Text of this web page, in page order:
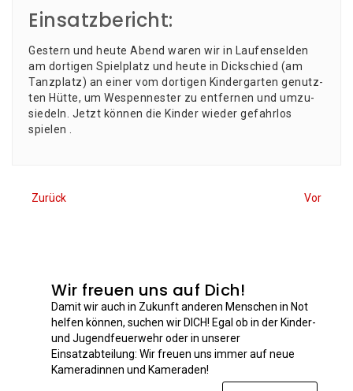
Einsatzbericht:
Ges­tern und heu­te Abend waren wir in Lau­fen­sel­den
am dor­ti­gen Spiel­platz und heu­te in Dick­schied (am
Tanz­platz) an einer vom dor­ti­gen Kin­der­gar­ten genutz­
ten Hüt­te, um Wes­pen­nes­ter zu ent­fer­nen und umzu­
sie­deln. Jetzt kön­nen die Kin­der wie­der gefahr­los
spielen .
Zurück Vor
Wir freuen uns auf Dich!
Damit wir auch in Zukunft anderen Menschen in Not
helfen können, suchen wir DICH! Egal ob in der Kinder-
und Jugendfeuerwehr oder in unserer
Einsatzabteilung: Wir freuen uns immer auf neue
Kameradinnen und Kameraden!